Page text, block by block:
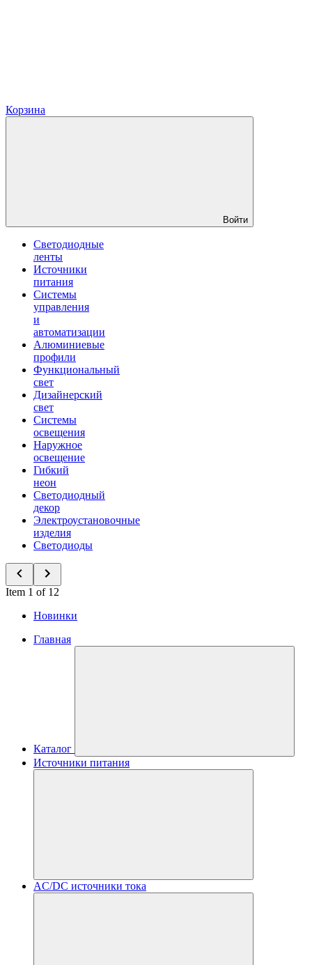
Корзина
Войти
Светодиодные
ленты
Источники
питания
Системы
управления
и
автоматизации
Алюминиевые
профили
Функциональный
свет
Дизайнерский
свет
Системы
освещения
Наружное
освещение
Гибкий
неон
Светодиодный
декор
Электроустановочные
изделия
Светодиоды
Item 1 of 12
Новинки
Главная
Каталог
Источники питания
AC/DC источники тока